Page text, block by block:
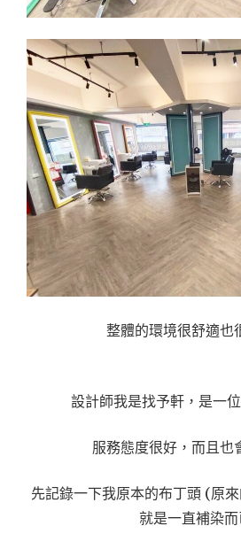
整體的環境很舒適也
設計師我是找予軒，是一
服務態度很好，而且也
先記錄一下我原本的布丁頭 (原
就是一直補染